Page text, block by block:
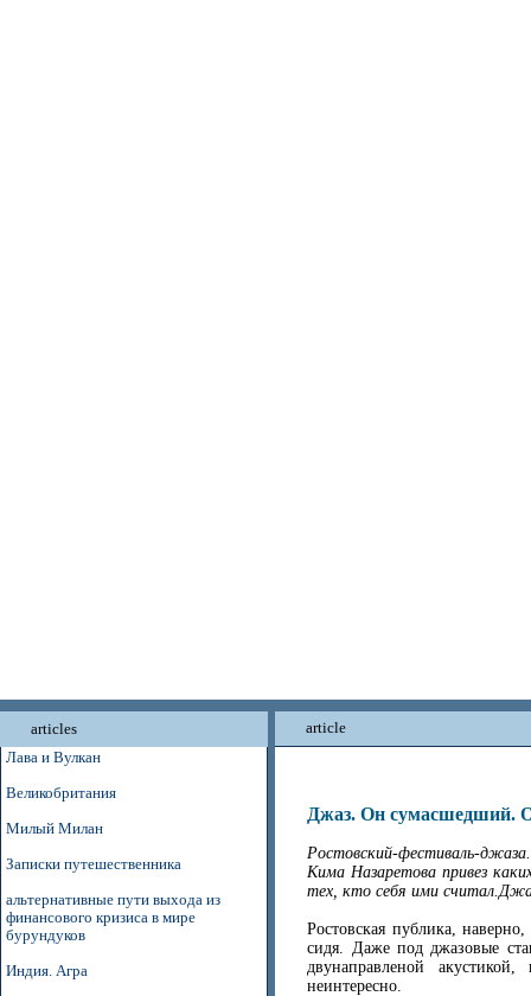
articles
Лава и Вулкан
Великобритания
Милый Милан
Записки путешественника
альтернативные пути выхода из
финансового кризиса в мире
бурундуков
Индия. Агра
article
Джаз. Он сумасшедший.
Ростовский-фестиваль-
Кима Назаретова привез
тех, кто себя ими
Ростовская публика,
сидя. Даже под джазовые
двунаправленой
неинтересно.